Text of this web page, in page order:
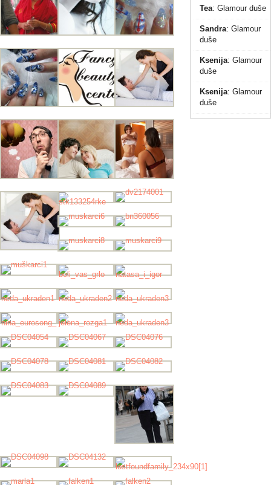
Tea: Glamour duše
Sandra: Glamour
duše
Ksenija: Glamour
duše
Ksenija: Glamour
duše